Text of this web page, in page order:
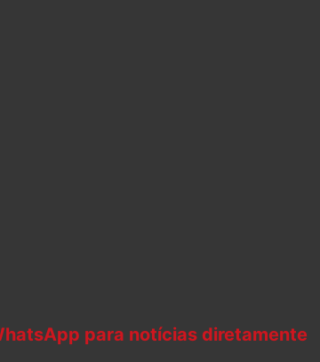
para notícias diretamente